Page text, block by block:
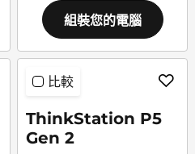
組裝您的電腦
比較
ThinkStation P5
Gen 2